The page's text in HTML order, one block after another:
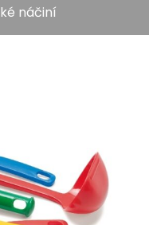
náčiní